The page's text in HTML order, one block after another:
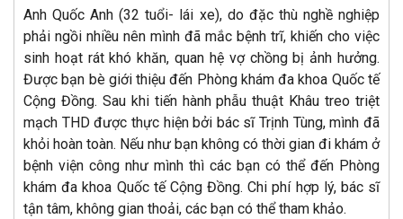
Anh Quốc Anh (32 tuổi- lái xe), do đặc thù nghề nghiệp
phải ngồi nhiều nên mình đã mắc bệnh trĩ, khiến cho việc
sinh hoạt rát khó khăn, quan hệ vợ chồng bị ảnh hưởng.
Được bạn bè giới thiệu đến Phòng khám đa khoa Quốc tế
Cộng Đồng. Sau khi tiến hành phẫu thuật Khâu treo triệt
mạch THD được thực hiện bởi bác sĩ Trịnh Tùng, mình đã
khỏi hoàn toàn. Nếu như bạn không có thời gian đi khám ở
bệnh viện công như mình thì các bạn có thể đến Phòng
khám đa khoa Quốc tế Cộng Đồng. Chi phí hợp lý, bác sĩ
tận tâm, không gian thoải, các bạn có thể tham khảo.